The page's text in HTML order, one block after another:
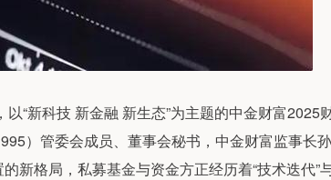
新科技 新金融 新生态”为主题的中金财富2025
）管委会成员、董事会秘书，中金财富监事长
新格局，私募基金与资金方正经历着“技术迭代”